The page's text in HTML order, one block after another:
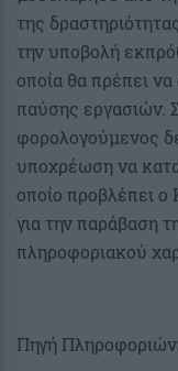
της
την υποβολή
οποία θα πρέπει
παύσης εργασιών.
φορολογούμενος
υποχρέωση να
οποίο προβλέπει
για την παράβαση
πληροφοριακού
Πηγή